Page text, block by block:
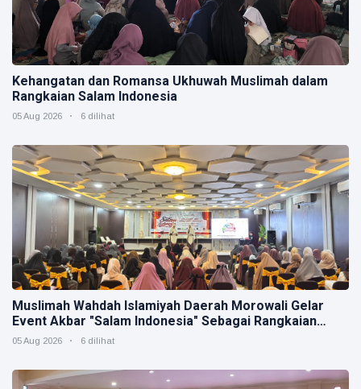
Kehangatan dan Romansa Ukhuwah Muslimah dalam
Rangkaian Salam Indonesia
05 Aug 2026 6 dilihat
Muslimah Wahdah Islamiyah Daerah Morowali Gelar
Event Akbar "Salam Indonesia" Sebagai Rangkaian
Muktamar V
05 Aug 2026 6 dilihat